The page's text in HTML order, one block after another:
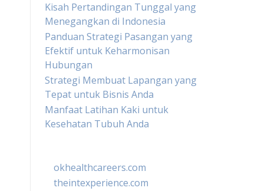
Kisah Pertandingan Tunggal yang
Menegangkan di Indonesia
Panduan Strategi Pasangan yang
Efektif untuk Keharmonisan
Hubungan
Strategi Membuat Lapangan yang
Tepat untuk Bisnis Anda
Manfaat Latihan Kaki untuk
Kesehatan Tubuh Anda
okhealthcareers.com
theintexperience.com